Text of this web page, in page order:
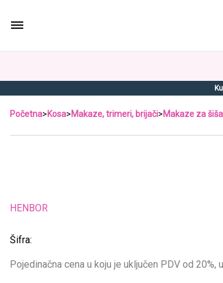
Početna>Kosa>Makaze, trimeri, brijači>Makaze za
HENBOR
Šifra:
Pojedinačna cena u koju je uključen PDV od 20%,